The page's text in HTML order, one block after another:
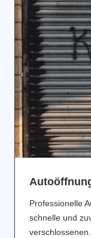
Professionelle
schnelle und
verschlossenen